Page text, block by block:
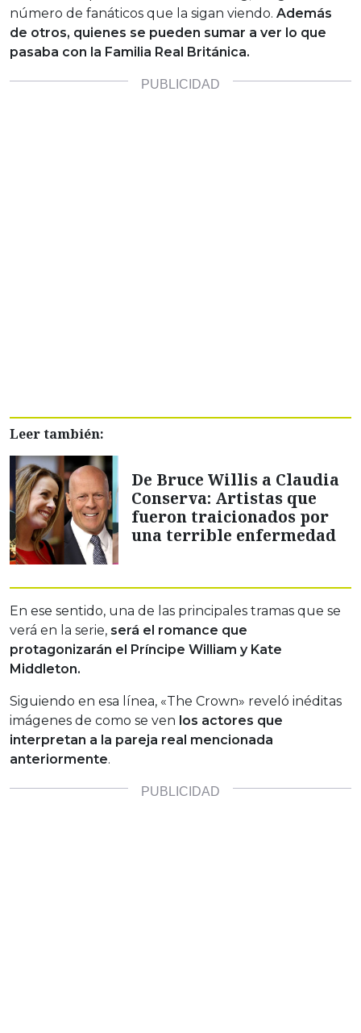
número de fanáticos que la sigan viendo. Además
de otros, quienes se pueden sumar a ver lo que
pasaba con la Familia Real Británica.
Leer también:
De Bruce Willis a Claudia
Conserva: Artistas que
fueron traicionados por
una terrible enfermedad
En ese sentido, una de las principales tramas que se
verá en la serie, será el romance que
protagonizarán el Príncipe William y Kate
Middleton.
Siguiendo en esa línea, «The Crown» reveló inéditas
imágenes de como se ven los actores que
interpretan a la pareja real mencionada
anteriormente.